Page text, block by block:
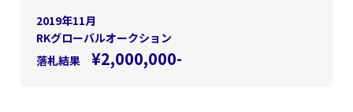
2019年11月
RKグローバルオークション
落札結果 ¥2,000,000-